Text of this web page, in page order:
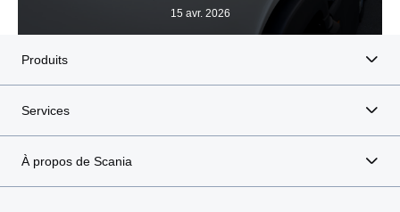
15 avr. 2026
Produits
Services
À propos de Scania